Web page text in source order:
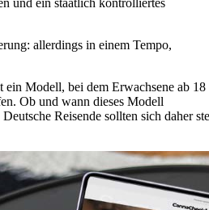
und ein staatlich kontrolliertes
allerdings in einem Tempo,
Modell, bei dem Erwachsene ab 18
Ob und wann dieses Modell
Reisende sollten sich daher